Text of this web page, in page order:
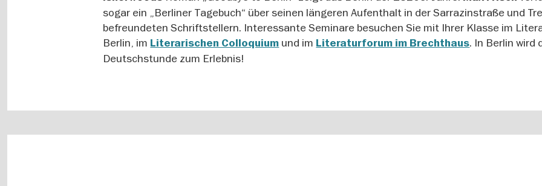
sogar ein „Berliner Tagebuch“ über seinen längeren Aufenthalt in der Sarrazinstraße und
befreundeten Schriftstellern. Interessante Seminare besuchen Sie mit Ihrer Klasse im
Berlin, im Literarischen Colloquium und im Literaturforum im Brechthaus. In Berlin wird
Deutschstunde zum Erlebnis!